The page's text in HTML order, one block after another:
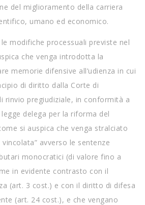
del miglioramento della carriera
umano ed economico.
modifiche processuali previste nel
che venga introdotta la
memorie difensive all’udienza in cui
di diritto dalla Corte di
rinvio pregiudiziale, in conformità a
delega per la riforma del
si auspica che venga stralciato
vincolata” avverso le sentenze
monocratici (di valore fino a
in evidente contrasto con il
(art. 3 cost.) e con il diritto di difesa
(art. 24 cost.), e che vengano